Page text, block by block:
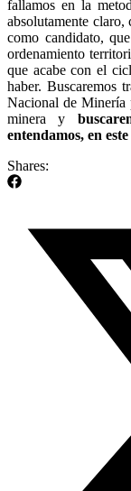
fallamos en la
absolutamente
como candidato,
ordenamiento
que acabe con el
haber. Buscaremos
Nacional de Minería
minera y
entendamos, en
Shares: